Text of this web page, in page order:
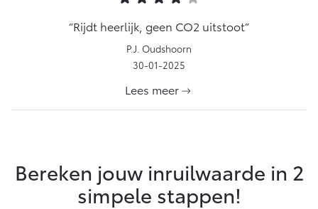
Rijdt heerlijk, geen CO2 uitstoot
P.J. Oudshoorn
30-01-2025
Lees meer
Bereken jouw inruilwaarde in 2
simpele stappen!